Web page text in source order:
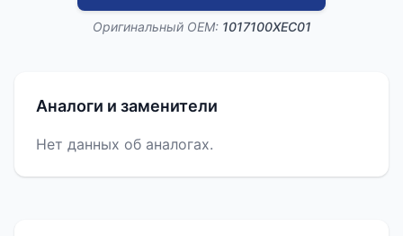
Оригинальный OEM: 1017100XEC01
Аналоги и заменители
Нет данных об аналогах.